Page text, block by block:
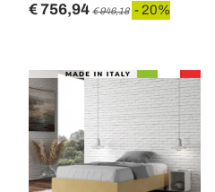
€ 756,94 € 946,18 - 20%